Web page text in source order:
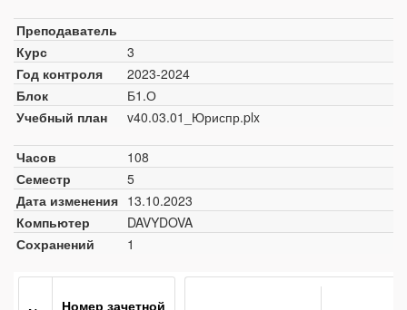
Преподаватель
Курс
3
Год контроля
2023-2024
Блок
Б1.О
Учебный план
v40.03.01_Юриспр.plx
Часов
108
Семестр
5
Дата изменения 13.10.2023
Компьютер
DAVYDOVA
Сохранений
1
Номер зачетной